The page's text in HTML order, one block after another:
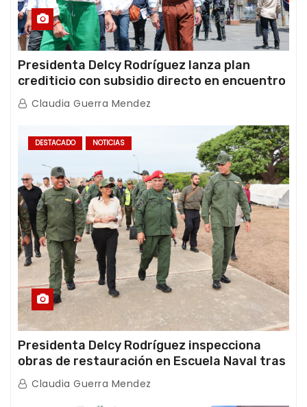
Presidenta Delcy Rodríguez lanza plan
crediticio con subsidio directo en encuentro
con Juntas de Condominio
Claudia Guerra Mendez
DESTACADO NOTICIAS
Presidenta Delcy Rodríguez inspecciona
obras de restauración en Escuela Naval tras
afectaciones sísmicas en La Guaira
Claudia Guerra Mendez